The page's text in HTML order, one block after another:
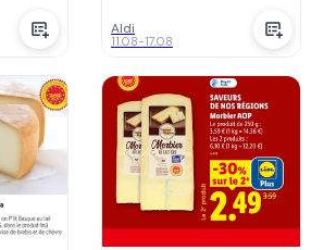
Aldi
11.08-17.08